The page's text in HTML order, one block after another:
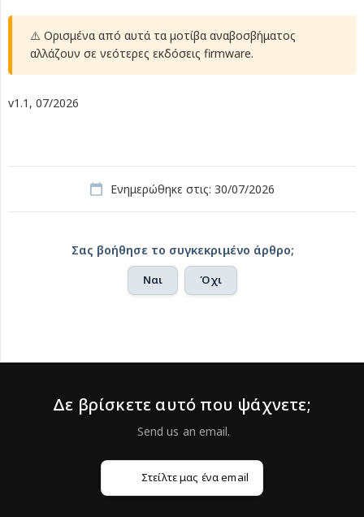
⚠️ Ορισμένα από αυτά τα μοτίβα αναβοσβήματος
αλλάζουν σε νεότερες εκδόσεις firmware.
v1.1, 07/2026
Ενημερώθηκε στις: 30/07/2026
Σας βοήθησε το συγκεκριμένο άρθρο;
Ναι Όχι
Δε βρίσκετε αυτό που ψάχνετε;
Στείλτε μας ένα email